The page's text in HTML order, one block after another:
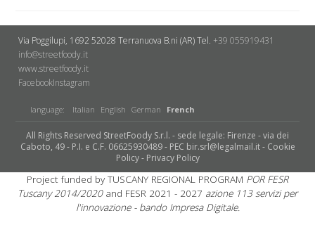
Via Poggilupi, 1692 52028 Terranuova B.ni (AR)Tel. +39 055919431
info@streetfoody.it
www.streetfoody.it
Facebook​Instagram
language: Italian English German French
All Rights Reserved StreetFoody S.r.l. - sede legale: Firenze - via dei
Caboto, 49 - P.I. e C.F. 06625930489 - PEC bir.srl@legalmail.it - Cookie
Policy- Privacy Policy
Project funded by TUSCANY REGIONAL PROGRAM POR FESR
Tuscany 2014/2020and FESR 2021 - 2027 azione 113 servizi per
l'innovazione - bando Impresa Digitale.